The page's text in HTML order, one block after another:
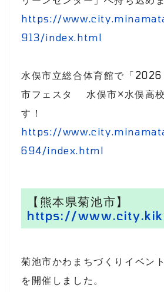
https://
913/index.html
水俣市立総合体育館で「
市フェスタ 水俣市×水俣高校
す！
https://
694/index.html
【熊本県菊池市】
https://
菊池市かわまちづくりイベン
を開催しました。